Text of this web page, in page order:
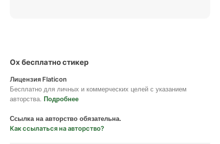
Ох бесплатно стикер
Лицензия Flaticon
Бесплатно для личных и коммерческих целей с указанием
авторства. Подробнее
Ссылка на авторство обязательна.
Как ссылаться на авторство?